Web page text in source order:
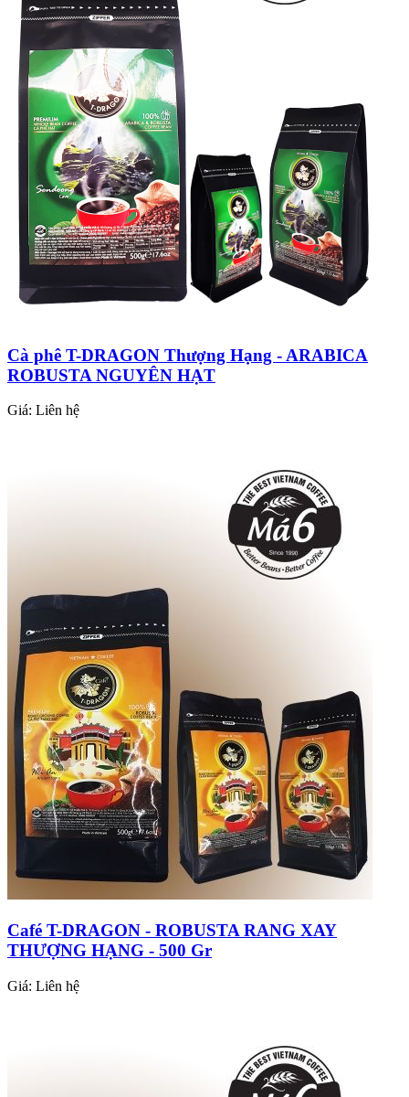
Cà phê T-DRAGON Thượng Hạng - ARABICA
ROBUSTA NGUYÊN HẠT
Giá: Liên hệ
Café T-DRAGON - ROBUSTA RANG XAY
THƯỢNG HẠNG - 500 Gr
Giá: Liên hệ